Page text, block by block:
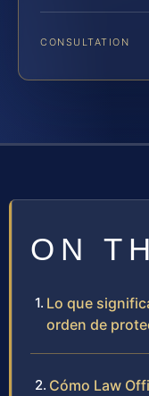
CONSULTATION
ON
Lo que
orden de
Cómo Law